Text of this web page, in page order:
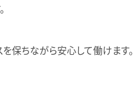
保ちながら安心して働けます。